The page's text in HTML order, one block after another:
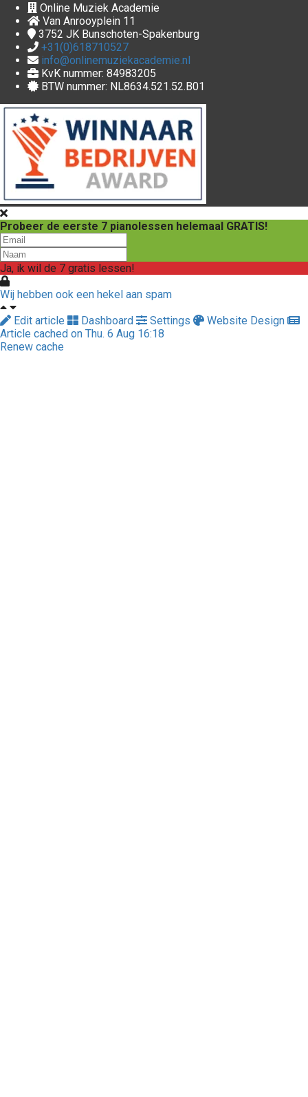
Online Muziek Academie
Van Anrooyplein 11
3752 JK Bunschoten-Spakenburg
+31(0)618710527
info@onlinemuziekacademie.nl
KvK nummer: 84983205
BTW nummer: NL8634.521.52.B01
Probeer de eerste 7 pianolessen helemaal GRATIS!
Ja, ik wil de 7 gratis lessen!
Wij hebben ook een hekel aan spam
Edit article
Dashboard Settings
Website Design
Article cached on Thu. 6 Aug 16:18
Renew cache